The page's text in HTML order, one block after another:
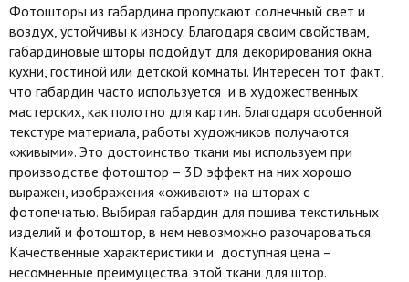
Фотошторы из габардина пропускают солнечный свет и
воздух, устойчивы к износу. Благодаря своим свойствам,
габардиновые шторы подойдут для декорирования окна
кухни, гостиной или детской комнаты. Интересен тот факт,
что габардин часто используется и в художественных
мастерских, как полотно для картин. Благодаря особенной
текстуре материала, работы художников получаются
«живыми». Это достоинство ткани мы используем при
производстве фотоштор – 3D эффект на них хорошо
выражен, изображения «оживают» на шторах с
фотопечатью. Выбирая габардин для пошива текстильных
изделий и фотоштор, в нем невозможно разочароваться.
Качественные характеристики и доступная цена –
несомненные преимущества этой ткани для штор.